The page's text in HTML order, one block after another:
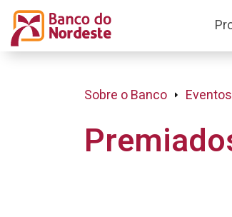
Sobre o Banco Eventos